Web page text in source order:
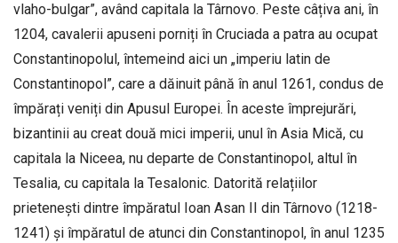
vlaho-bulgar”, având capitala la Târnovo. Peste câțiva ani, în
1204, cavalerii apuseni porniți în Cruciada a patra au ocupat
Constantinopolul, întemeind aici un „imperiu latin de
Constantinopol”, care a dăinuit până în anul 1261, condus de
împărați veniți din Apusul Europei. În aceste împrejurări,
bizantinii au creat două mici imperii, unul în Asia Mică, cu
capitala la Niceea, nu departe de Constantinopol, altul în
Tesalia, cu capitala la Tesalonic. Datorită relațiilor
prietenești dintre împăratul Ioan Asan II din Târnovo (1218-
1241) și împăratul de atunci din Constantinopol, în anul 1235